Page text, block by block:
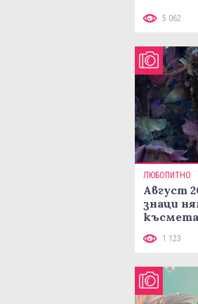
5 062
ЛЮБОПИТНО
Август
знаци
1 123